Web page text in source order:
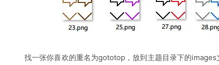
找一张你喜欢的重名为gototop，放到主题目录下的